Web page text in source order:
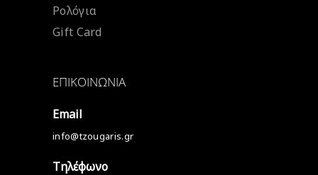
Ρολόγια
Gift Card
ΕΠΙΚΟΙΝΩΝΊΑ
Email
info@tzougaris.gr
Τηλέφωνο